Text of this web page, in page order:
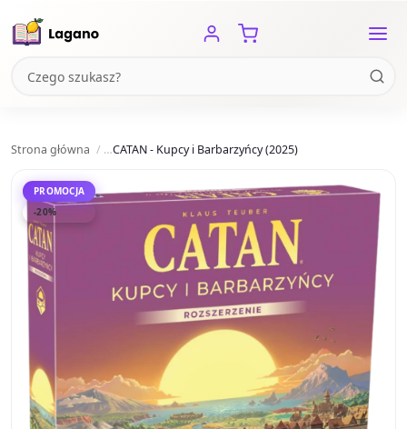
Strona główna CATAN - Kupcy i Barbarzyńcy (2025)
PROMOCJA
-20%